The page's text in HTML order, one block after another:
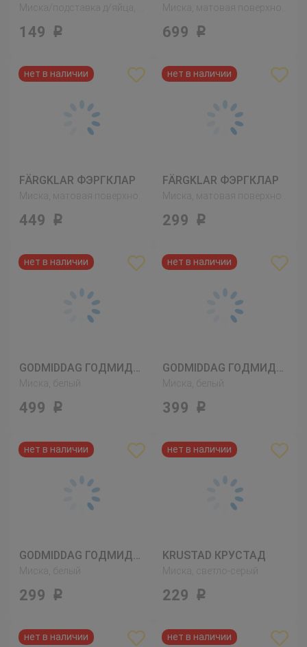
149 Р 699 Р
FÄRGKLAR ФЭРГКЛАР
449 Р
FÄRGKLAR ФЭРГКЛАР
299 Р
499 Р 399 Р
299 Р
KRUSTAD КРУСТАД
Миска, светло-серый
229 Р